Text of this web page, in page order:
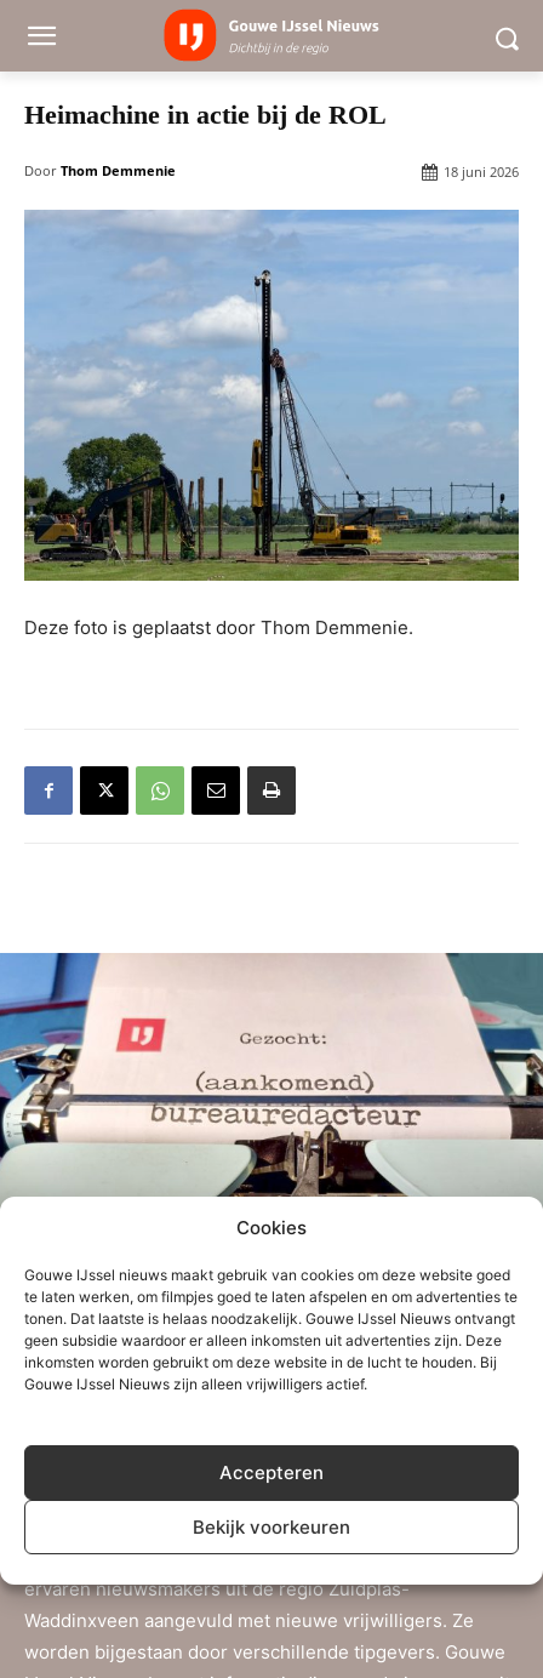
Cookies
Gouwe IJssel nieuws maakt gebruik van cookies om deze website goed
te laten werken, om filmpjes goed te laten afspelen en om advertenties te
tonen. Dat laatste is helaas noodzakelijk. Gouwe IJssel Nieuws ontvangt
geen subsidie waardoor er alleen inkomsten uit advertenties zijn. Deze
inkomsten worden gebruikt om deze website in de lucht te houden. Bij
Gouwe IJssel Nieuws zijn alleen vrijwilligers actief.
Accepteren
Bekijk voorkeuren
Heimachine in actie bij de ROL
Door Thom Demmenie 18 juni 2026
Deze foto is geplaatst door Thom Demmenie.
Gouwe IJssel Nieuws zoekt (aankomend)
bureauredacteur
Gouwe IJssel Nieuws is een initiatief van een aantal
ervaren nieuwsmakers uit de regio Zuidplas-
Waddinxveen aangevuld met nieuwe vrijwilligers. Ze
worden bijgestaan door verschillende tipgevers. Gouwe